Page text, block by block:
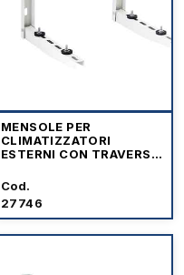
MENSOLE PER
CLIMATIZZATORI
ESTERNI CON TRAVERSA
Cod.
27746